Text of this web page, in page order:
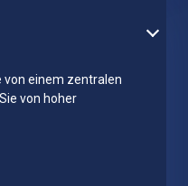
von einem zentralen
von hoher